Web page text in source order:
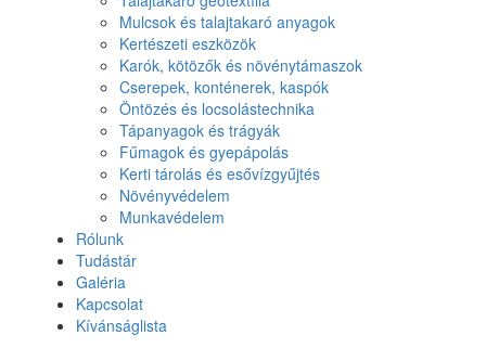
Mulcsok és talajtakaró anyagok
Kertészeti eszközök
Karók, kötözők és növénytámaszok
Cserepek, konténerek, kaspók
Öntözés és locsolástechnika
Tápanyagok és trágyák
Fűmagok és gyepápolás
Kerti tárolás és esővízgyűjtés
Növényvédelem
Munkavédelem
Rólunk
Tudástár
Galéria
Kapcsolat
Kívánságlista